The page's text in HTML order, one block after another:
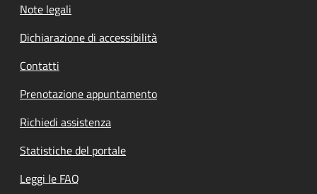
Note legali
Dichiarazione di accessibilità
Contatti
Prenotazione appuntamento
Richiedi assistenza
Statistiche del portale
Leggi le FAQ